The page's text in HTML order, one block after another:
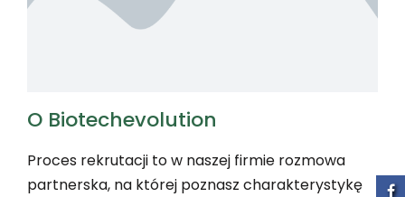
O Biotechevolution
Proces rekrutacji to w naszej firmie rozmowa
partnerska, na której poznasz charakterystykę